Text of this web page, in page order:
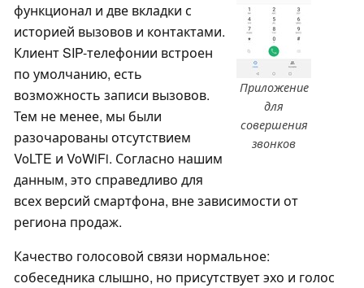
Приложение
для
совершения
звонков
функционал и две вкладки с
историей вызовов и контактами.
Клиент SIP-телефонии встроен
по умолчанию, есть
возможность записи вызовов.
Тем не менее, мы были
разочарованы отсутствием
VoLTE и VoWiFi. Согласно нашим
данным, это справедливо для
всех версий смартфона, вне зависимости от
региона продаж.
Качество голосовой связи нормальное:
собеседника слышно, но присутствует эхо и голос